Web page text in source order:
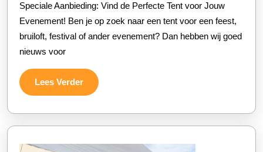
Perfecte
Tent
voor
Speciale Aanbieding: Vind de Perfecte Tent voor Jouw
Evenement! Ben je op zoek naar een tent voor een feest,
bruiloft, festival of ander evenement? Dan hebben wij goed
nieuws voor
Lees VerderLees
Verder